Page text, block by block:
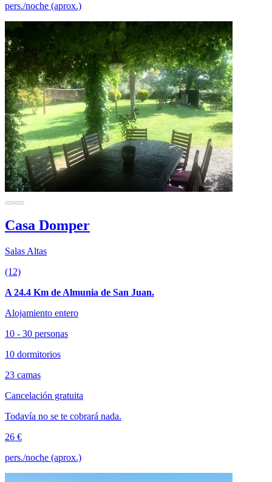
pers./noche (aprox.)
Casa Domper
Salas Altas
(12)
A 24.4 Km de Almunia de San Juan.
Alojamiento entero
10 - 30 personas
10 dormitorios
23 camas
Cancelación gratuita
Todavía no se te cobrará nada.
26 €
pers./noche (aprox.)